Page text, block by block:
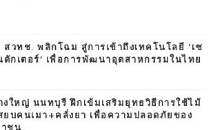
สวทช. พลิกโฉม สู่การเข้าถึงเทคโนโลยี ‘เซ
กเตอร์’ เพื่อการพัฒนาอุตสาหกรรมในไทย
งใหญ่ นนทบุรี ฝึกเข้มเสริมยุทธวิธีการใช้ไม้
ยบคนเมา+คลั่งยา เพื่อความปลอดภัยของ